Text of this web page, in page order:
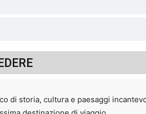
di storia, cultura e paesaggi